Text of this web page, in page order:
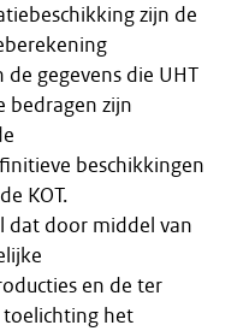
zijn de
gegevens die UHT
bedragen zijn
beschikkingen
KOT.
dat door middel van
en de ter
toelichting het